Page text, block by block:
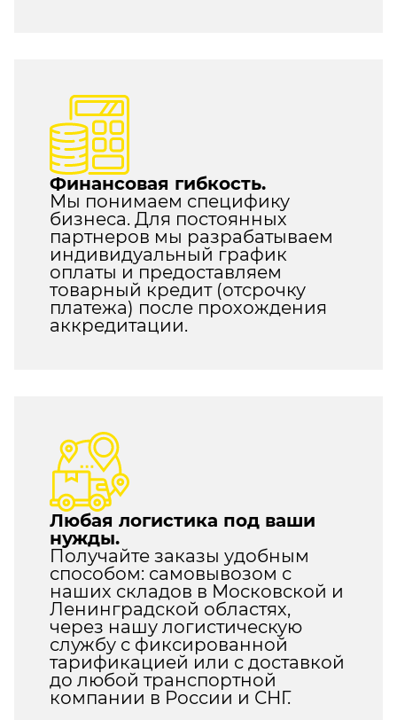
Финансовая гибкость.
Мы понимаем специфику
бизнеса. Для постоянных
партнеров мы разрабатываем
индивидуальный график
оплаты и предоставляем
товарный кредит (отсрочку
платежа) после прохождения
аккредитации.
Любая логистика под ваши
нужды.
Получайте заказы удобным
способом: самовывозом с
наших складов в Московской и
Ленинградской областях,
через нашу логистическую
службу с фиксированной
тарификацией или с доставкой
до любой транспортной
компании в России и СНГ.